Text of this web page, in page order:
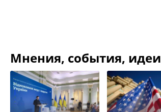
Мнения, события, идеи